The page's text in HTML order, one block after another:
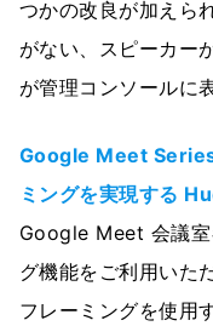
つかの改良が加えら
がない、スピーカー
が管理コンソールに
Google Meet
ミングを実現する
Google Meet 会議
グ機能をご利用いた
フレーミングを使用